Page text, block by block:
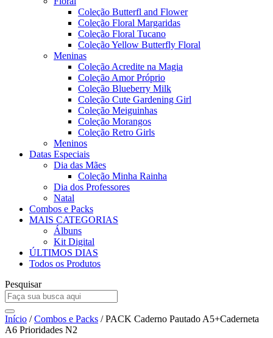
Coleção Butterfl and Flower
Coleção Floral Margaridas
Coleção Floral Tucano
Coleção Yellow Butterfly Floral
Meninas
Coleção Acredite na Magia
Coleção Amor Próprio
Coleção Blueberry Milk
Coleção Cute Gardening Girl
Coleção Meiguinhas
Coleção Morangos
Coleção Retro Girls
Meninos
Datas Especiais
Dia das Mães
Coleção Minha Rainha
Dia dos Professores
Natal
Combos e Packs
MAIS CATEGORIAS
Álbuns
Kit Digital
ÚLTIMOS DIAS
Todos os Produtos
Pesquisar
Início /Combos e Packs / PACK Caderno Pautado A5+Caderneta
A6 Prioridades N2